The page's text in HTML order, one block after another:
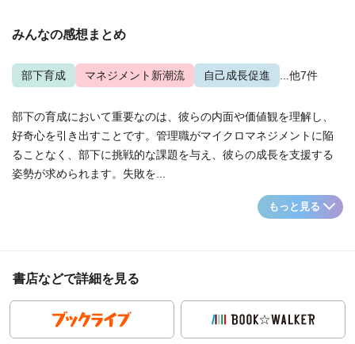
みんなの感想まとめ
部下育成 マネジメント新潮流 自己成長促進 ...他7件
部下の育成において重要なのは、彼らの内面や価値観を理解し、
好奇心を引き出すことです。管理職がマイクロマネジメントに陥
ることなく、部下に挑戦的な課題を与え、彼らの成長を支援する
姿勢が求められます。失敗を...
もっと見る
書店などで詳細を見る